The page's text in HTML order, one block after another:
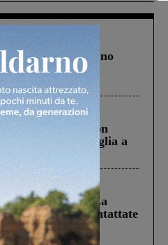
A1 in cui morirono
Lo schianto, il
fra tir....
di Castiglion
aveva ucciso la figlia a
di Miah Billal. La
avvistamento contattate